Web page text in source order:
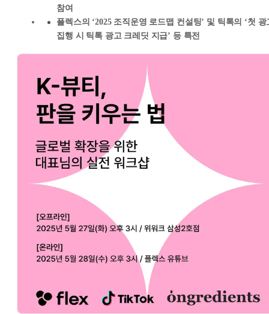
참여
플렉스의 ‘2025 조직운영 로드맵 컨설팅’ 및 틱톡의 ‘첫 광
집행 시 틱톡 광고 크레딧 지급’ 등 특전